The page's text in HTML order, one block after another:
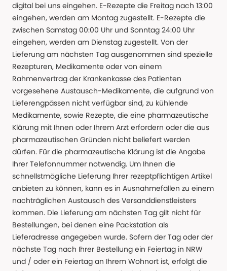
digital bei uns eingehen. E-Rezepte die Freitag nach 13:00
eingehen, werden am Montag zugestellt. E-Rezepte die
zwischen Samstag 00:00 Uhr und Sonntag 24:00 Uhr
eingehen, werden am Dienstag zugestellt. Von der
Lieferung am nächsten Tag ausgenommen sind spezielle
Rezepturen, Medikamente oder von einem
Rahmenvertrag der Krankenkasse des Patienten
vorgesehene Austausch-Medikamente, die aufgrund von
Lieferengpässen nicht verfügbar sind, zu kühlende
Medikamente, sowie Rezepte, die eine pharmazeutische
Klärung mit Ihnen oder Ihrem Arzt erfordern oder die aus
pharmazeutischen Gründen nicht beliefert werden
dürfen. Für die pharmazeutische Klärung ist die Angabe
Ihrer Telefonnummer notwendig. Um Ihnen die
schnellstmögliche Lieferung Ihrer rezeptpflichtigen Artikel
anbieten zu können, kann es in Ausnahmefällen zu einem
nachträglichen Austausch des Versanddienstleisters
kommen. Die Lieferung am nächsten Tag gilt nicht für
Bestellungen, bei denen eine Packstation als
Lieferadresse angegeben wurde. Sofern der Tag oder der
nächste Tag nach Ihrer Bestellung ein Feiertag in NRW
und / oder ein Feiertag an Ihrem Wohnort ist, erfolgt die